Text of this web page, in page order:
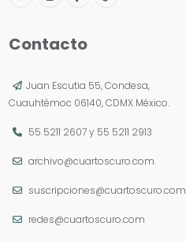
Contacto
Juan Escutia 55, Condesa,
Cuauhtémoc 06140, CDMX México.
55 5211 2607y 55 5211 2913
archivo@cuartoscuro.com
suscripciones@cuartoscuro.com
redes@cuartoscuro.com